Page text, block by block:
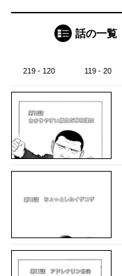
話の一覧
219 - 120 119 - 20